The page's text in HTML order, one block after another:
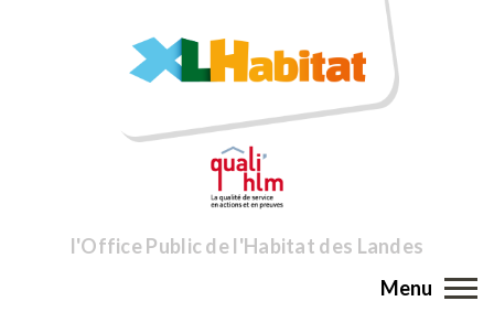
l'Office Public de l'Habitat des Landes
Menu